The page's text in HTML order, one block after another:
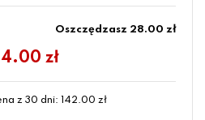
Oszczędzasz 28.00 zł
zł
z 30 dni: 142.00 zł